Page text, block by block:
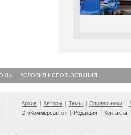
УСЛОВИЯ ИСПОЛЬЗОВАНИЯ
Архив Авторы Темы Справочники
О «Коммерсанте»
Редакция Контакты